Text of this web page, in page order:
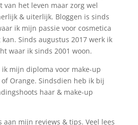
van het leven maar zorg wel
& uiterlijk. Bloggen is sinds
ik mijn passie voor cosmetica
Sinds augustus 2017 werk ik
waar ik sinds 2001 woon.
ik mijn diploma voor make-up
Orange. Sindsdien heb ik bij
haar & make-up
aan mijn reviews & tips. Veel lees